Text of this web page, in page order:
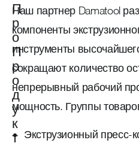
П
р
о
П
р
о
д
у
к
т
Наш партнер Damatool
компоненты
инструменты
сокращают количество
непрерывный рабочий
мощность. Группы
Экструзионный пресс-